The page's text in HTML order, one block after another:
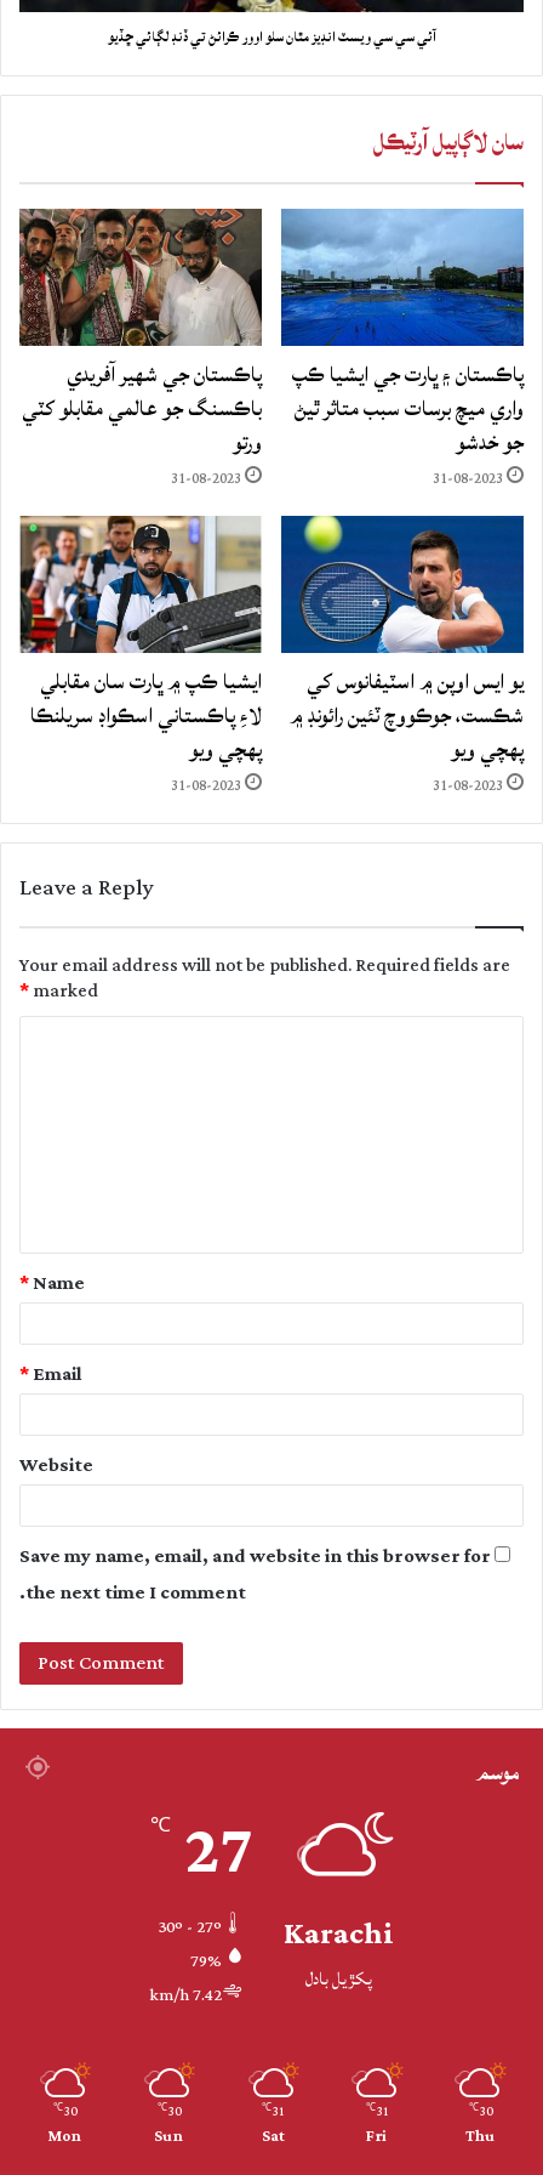
آئي سي سي ويسٽ انڊيز مٿان سلو اوور ڪرائڻ تي ڏنڊ لڳائي ڇڏيو
سان لاڳاپيل آرٽيڪل
پاڪستان ۽ ڀارت جي ايشيا ڪپ
واري ميچ برسات سبب متاثر ٿيڻ
جو خدشو
31-08-2023
پاڪستان جي شهير آفريدي
باڪسنگ جو عالمي مقابلو کٽي
ورتو
31-08-2023
يو ايس اوپن ۾ اسٽيفانوس کي
شڪست، جوڪووچ ٽئين رائونڊ ۾
پهچي ويو
31-08-2023
ايشيا ڪپ ۾ ڀارت سان مقابلي
لاءِ پاڪستاني اسڪواڊ سريلنڪا
پهچي ويو
31-08-2023
Leave a Reply
Your email address will not be published.Required fields are
marked
*
t
Name
*
Email
*
Website
Save my name, email, and website in this browser for
the next time I comment.
موسم
Karachi
پکڙيل بادل
27
℃
79%
7.42 km/h
30
℃
Thu
31
℃
Fri
31
℃
Sat
30
℃
Sun
30
℃
Mon